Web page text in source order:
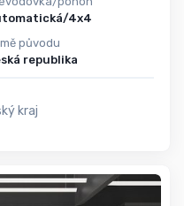
4x4
původu
republika
kraj